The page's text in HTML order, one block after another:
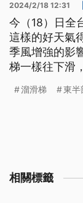
2024/2/18 12:31
今（18）日全
這樣的好天氣
季風增強的影
梯一樣往下滑
溜滑梯 東半
相關標籤